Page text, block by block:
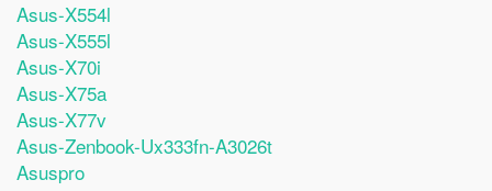
Asus-X554l
Asus-X555l
Asus-X70i
Asus-X75a
Asus-X77v
Asus-Zenbook-Ux333fn-A3026t
Asuspro